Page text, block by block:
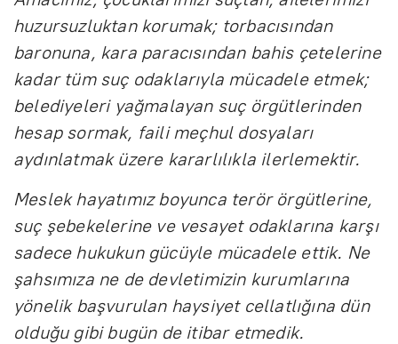
huzursuzluktan korumak; torbacısından
baronuna, kara paracısından bahis çetelerine
kadar tüm suç odaklarıyla mücadele etmek;
belediyeleri yağmalayan suç örgütlerinden
hesap sormak, faili meçhul dosyaları
aydınlatmak üzere kararlılıkla ilerlemektir.
Meslek hayatımız boyunca terör örgütlerine,
suç şebekelerine ve vesayet odaklarına karşı
sadece hukukun gücüyle mücadele ettik. Ne
şahsımıza ne de devletimizin kurumlarına
yönelik başvurulan haysiyet cellatlığına dün
olduğu gibi bugün de itibar etmedik.